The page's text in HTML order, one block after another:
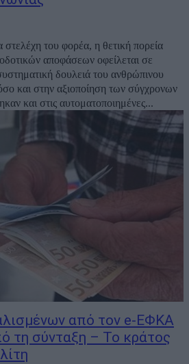
του φορέα, η θετική πορεία
αποφάσεων οφείλεται σε
δουλειά του ανθρώπινου
και στην αξιοποίηση των σύγχρονων
και στις αυτοματοποιημένες...
από τον e-ΕΦΚΑ
τη σύνταξη – Το κράτος